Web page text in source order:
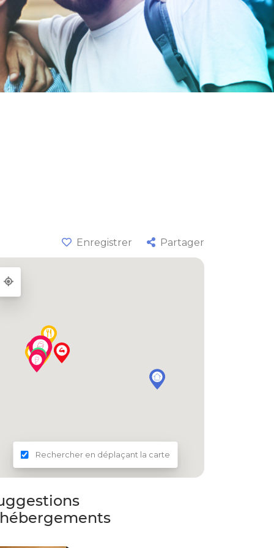
Enregistrer Partager
Rechercher en déplaçant la carte